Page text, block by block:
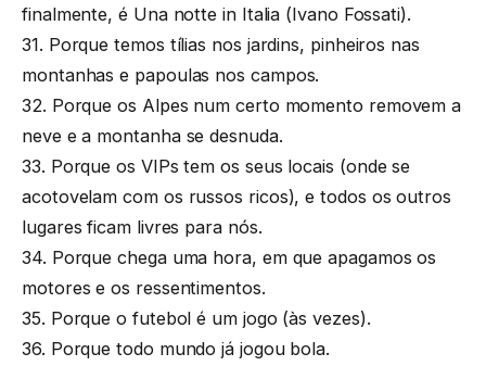
finalmente, é Una notte in Italia (Ivano Fossati).
31. Porque temos tílias nos jardins, pinheiros nas
montanhas e papoulas nos campos.
32. Porque os Alpes num certo momento removem a
neve e a montanha se desnuda.
33. Porque os VIPs tem os seus locais (onde se
acotovelam com os russos ricos), e todos os outros
lugares ficam livres para nós.
34. Porque chega uma hora, em que apagamos os
motores e os ressentimentos.
35. Porque o futebol é um jogo (às vezes).
36. Porque todo mundo já jogou bola.